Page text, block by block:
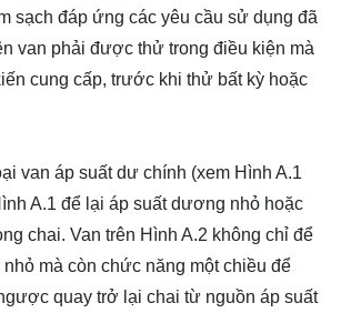
sạch đáp ứng các yêu cầu sử dụng đã
van phải được thử trong điều kiện mà
cung cấp, trước khi thử bất kỳ hoặc
van áp suất dư chính (xem Hình A.1
A.1 để lại áp suất dương nhỏ hoặc
chai. Van trên Hình A.2 không chỉ để
mà còn chức năng một chiều để
quay trở lại chai từ nguồn áp suất